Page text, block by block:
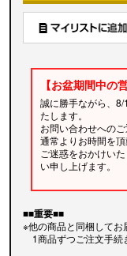
【お盆期間中の
誠に勝手ながら、
たします。
お問い合わせへの
通常よりお時間を頂
ご迷惑をおかけい
い申し上げます。
■■重要■■
※他の商品と同梱してお
1商品ずつご注文手続